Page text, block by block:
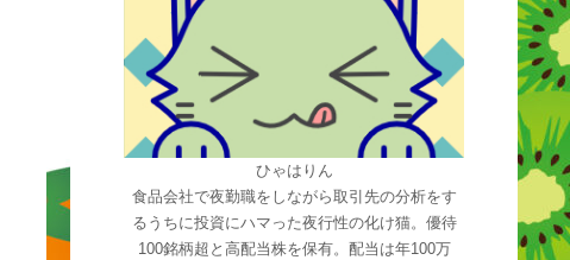
ひゃはりん
食品会社で夜勤職をしながら取引先の分析をす
るうちに投資にハマった夜行性の化け猫。優待
100銘柄超と高配当株を保有。配当は年100万